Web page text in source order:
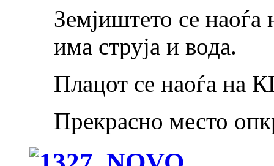
Земјиштето се наоѓа
има струја и вода.
Плацот се наоѓа
Прекрасно место